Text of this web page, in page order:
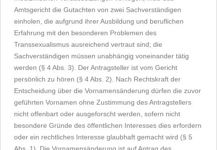
Amtsgericht die Gutachten von zwei Sachverständigen
einholen, die aufgrund ihrer Ausbildung und beruflichen
Erfahrung mit den besonderen Problemen des
Transsexualismus ausreichend vertraut sind; die
Sachverständigen müssen unabhängig voneinander tätig
werden (§ 4 Abs. 3). Der Antragsteller ist vom Gericht
persönlich zu hören (§ 4 Abs. 2). Nach Rechtskraft der
Entscheidung über die Vornamensänderung dürfen die zuvor
geführten Vornamen ohne Zustimmung des Antragstellers
nicht offenbart oder ausgeforscht werden, sofern nicht
besondere Gründe des öffentlichen Interesses dies erfordern
oder ein rechtliches Interesse glaubhaft gemacht wird (§ 5